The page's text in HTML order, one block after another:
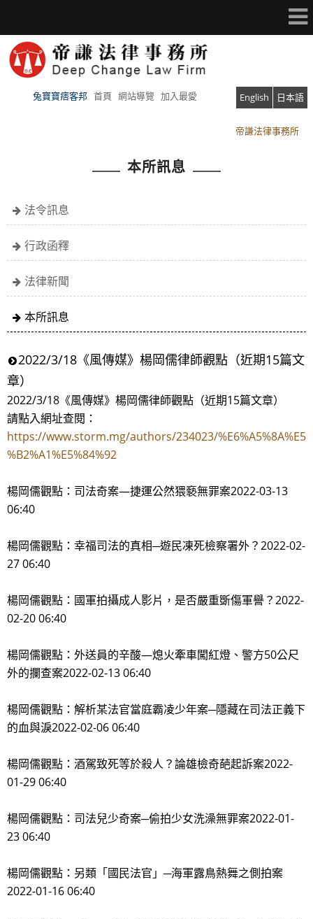
兔寶寶痞客邦 首頁 網站導覽 加入最愛 English
日本語
本所訊息
法令訊息
行政函釋
法律新聞
本所訊息
2022/3/18《風傳媒》楊岡儒律師觀點（近期15篇文
章）
2022/3/18《風傳媒》楊岡儒律師觀點（近期15篇文章）
請點入網址查閱：
https://www.storm.mg/authors/234023/%E6%A5%8A%E5
%B2%A1%E5%84%92
楊岡儒觀點：司法奇案—捷運公然猥褻無罪案2022-03-13
06:40
楊岡儒觀點：幸福司法的真相─遊民凍死檢察署外？2022-02-
27 06:40
楊岡儒觀點：國軍拍攝成人影片，是否嚴重斲傷軍譽？2022-
02-20 06:40
楊岡儒觀點：外送員的辛酸—熄火牽車闖紅燈、警方50公尺
外的攔查案2022-02-13 06:40
楊岡儒觀點：解析某法官當庭霸凌少年案─隱藏在司法正義下
的血與淚2022-02-06 06:40
楊岡儒觀點：酒駕致死等於殺人？論雄檢奇葩起訴案2022-
01-29 06:40
楊岡儒觀點：司法兒少奇案─偷拍少女洗澡無罪案2022-01-
23 06:40
楊岡儒觀點：另類「國民法官」─海軍露鳥熱舞之側拍案
2022-01-16 06:40